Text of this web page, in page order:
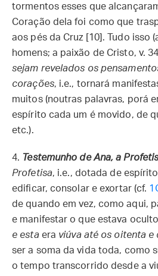
tormentos esses que
Coração dela foi como que
aos pés da Cruz [10]. Tudo isso
homens; a paixão de Cristo, v.
sejam revelados os
corações, i.e., tornará
muitos (noutras palavras, porá
espírito cada um é movido, de
etc.).
4. Testemunho de Ana, a
Profetisa, i.e., dotada de
edificar, consolar e exortar (cf.
de quando em vez, como aqui,
e manifestar o que estava
e estaera viúva até os oitenta e
ser a soma da vida toda, como
o tempo transcorrido desde a